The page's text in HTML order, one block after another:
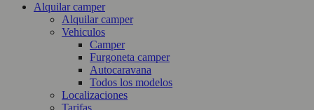
Alquilar camper
Alquilar camper
Vehiculos
Camper
Furgoneta camper
Autocaravana
Todos los modelos
Localizaciones
Tarifas